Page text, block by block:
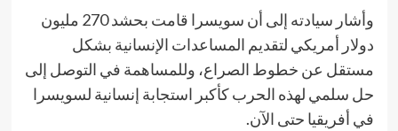
وأشار سيادته إلى أن سويسرا قامت بحشد 270 مليون
دولار أمريكي لتقديم المساعدات الإنسانية بشكل
مستقل عن خطوط الصراع، وللمساهمة في التوصل إلى
حل سلمي لهذه الحرب كأكبر استجابة إنسانية لسويسرا
في أفريقيا حتى الآن.